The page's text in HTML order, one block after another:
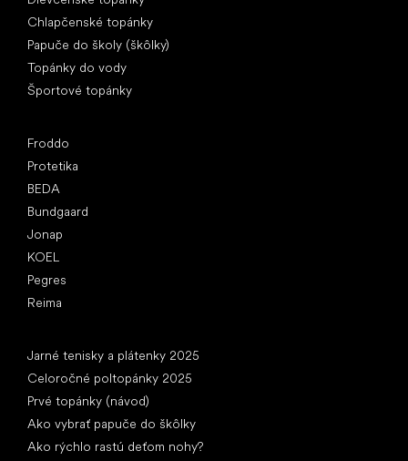
Chlapčenské topánky
Papuče do školy (škôlky)
Topánky do vody
Športové topánky
Froddo
Protetika
BEDA
Bundgaard
Jonap
KOEL
Pegres
Reima
Jarné tenisky a plátenky 2025
Celoročné poltopánky 2025
Prvé topánky (návod)
Ako vybrať papuče do škôlky
Ako rýchlo rastú deťom nohy?